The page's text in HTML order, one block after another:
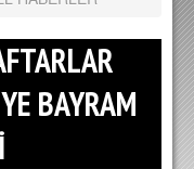
BAYRAM